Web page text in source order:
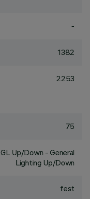
-
1382
2253
75
GL Up/Down - General
Lighting Up/Down
fest